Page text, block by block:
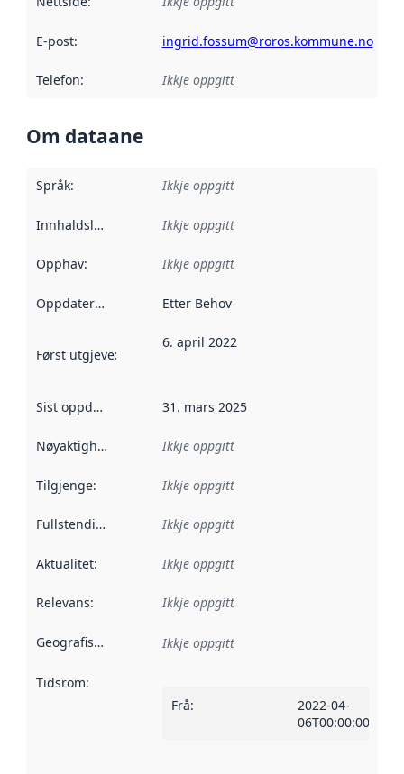
E-post: ingrid.fossum@roros.kommune.no
Telefon: Ikkje oppgitt
Om dataane
Språk: Ikkje oppgitt
Innhaldsleverandørar :
Ikkje oppgitt
Opphav: Ikkje oppgitt
Oppdateringsfrekvens :
Etter Behov
Først utgjeve: Denne datoen seier når dataa i dette
6. april 2022
Sist oppdatert 31. mars 2025
Nøyaktigheit Ikkje oppgitt
Tilgjenge: Ikkje oppgitt
Fullstendigheit Ikkje oppgitt
Aktualitet: Ikkje oppgitt
Relevans: Ikkje oppgitt
Geografisk område Ikkje oppgitt
Tidsrom:
Frå:
2022-04-
06T00:00:00Z